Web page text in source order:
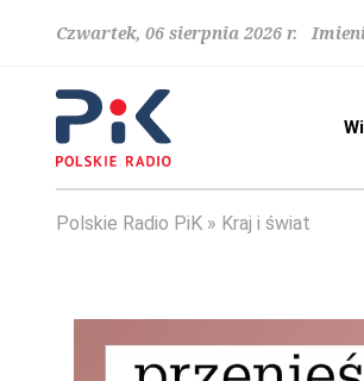
Czwartek, 06 sierpnia 2026 r.
Polskie Radio PiK Kraj i świat